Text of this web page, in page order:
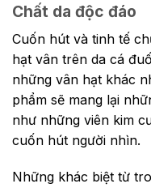
Chất da độc đáo
Cuốn hút và tinh tế
hạt vân trên da cá
những vân hạt khác
phẩm sẽ mang lại
như những viên kim
cuốn hút người nhìn.
Những khác biệt từ